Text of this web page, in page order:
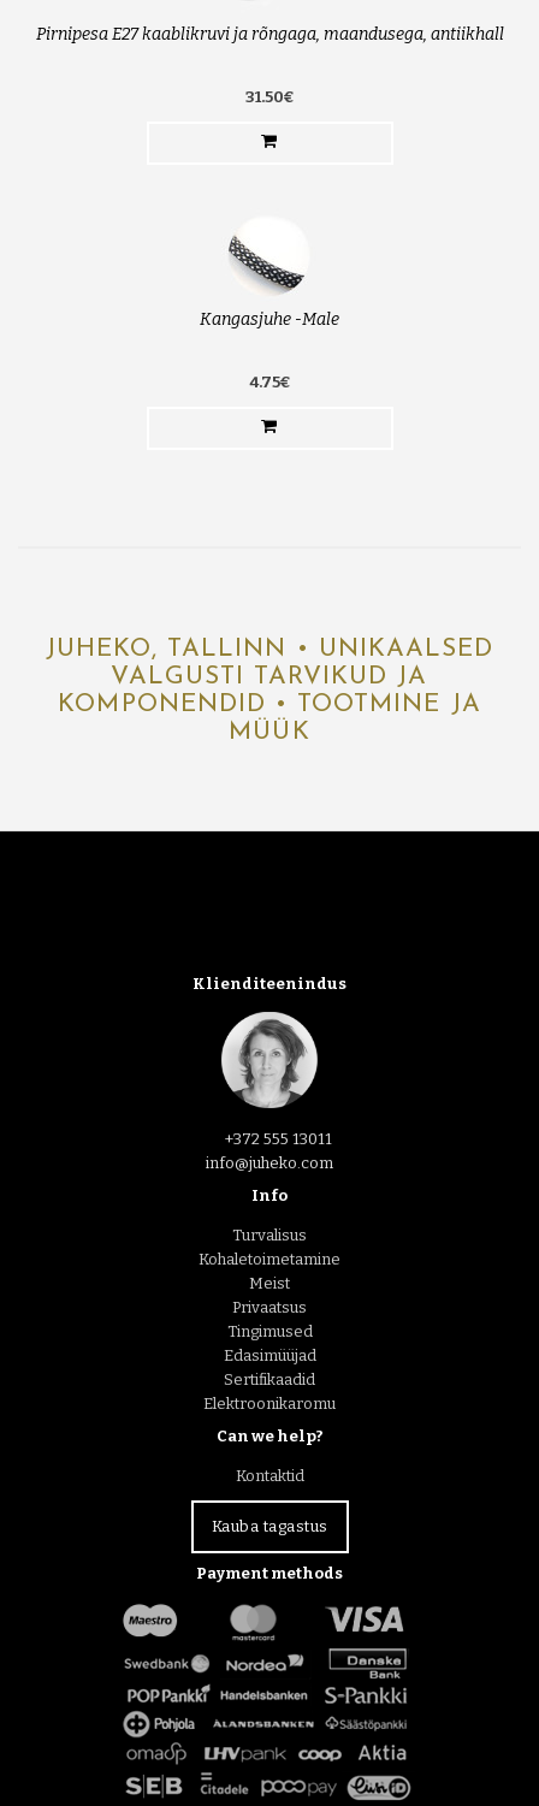
Pirnipesa E27 kaablikruvi ja rõngaga, maandusega, antiikhall
31.50€
Kangasjuhe -Male
4.75€
JUHEKO, TALLINN • UNIKAALSED
VALGUSTI TARVIKUD JA
KOMPONENDID • TOOTMINE JA
MÜÜK
Klienditeenindus
+372 555 13011
info@juheko.com
Info
Turvalisus
Kohaletoimetamine
Meist
Privaatsus
Tingimused
Edasimüüjad
Sertifikaadid
Elektroonikaromu
Can we help?
Kontaktid
Kauba tagastus
Payment methods